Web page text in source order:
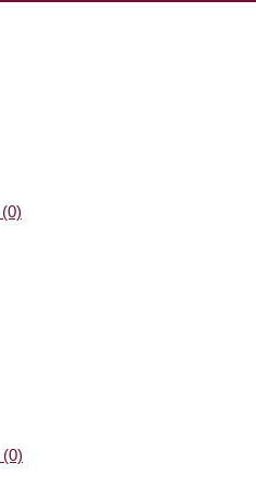
(0)
(0)